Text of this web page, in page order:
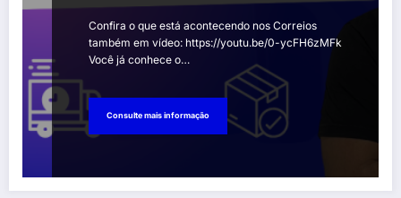
Confira o que está acontecendo nos Correios
também em vídeo: https://youtu.be/0-ycFH6zMFk
Você já conhece o…
Consulte mais informação